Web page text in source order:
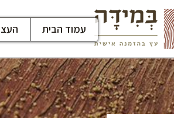
עמוד הבית